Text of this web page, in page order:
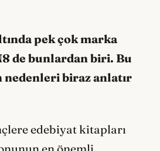
pek çok marka
de bunlardan biri. Bu
nedenleri biraz anlatır
edebiyat kitapları